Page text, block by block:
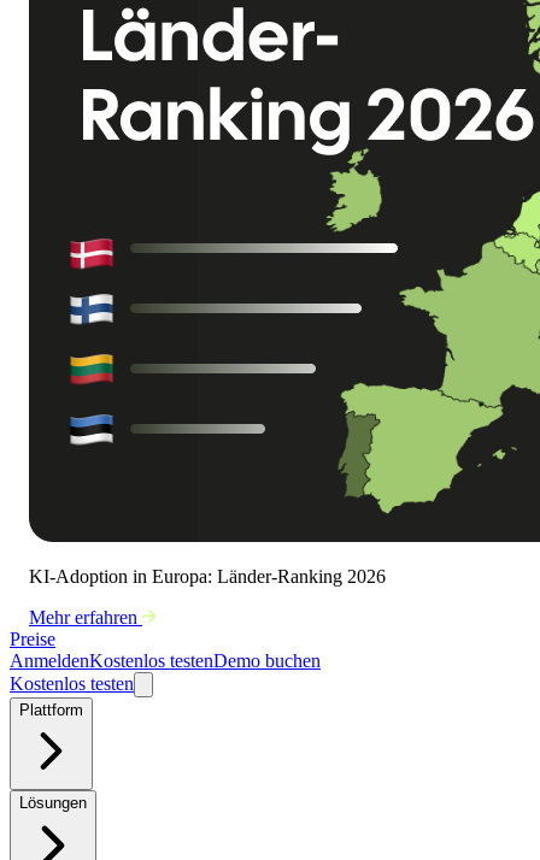
KI-Adoption in Europa: Länder-Ranking 2026
Mehr erfahren
Preise
AnmeldenKostenlos testenDemo buchen
Kostenlos testen
Plattform
Lösungen